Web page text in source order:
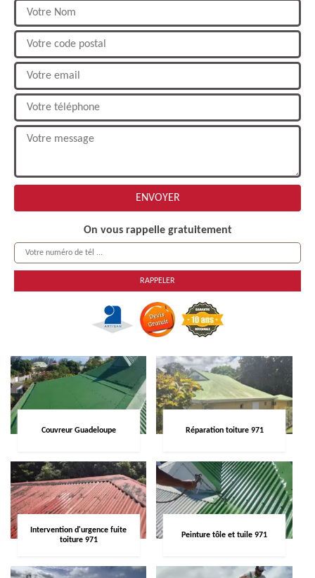
On vous rappelle gratuitement
Couvreur Guadeloupe Réparation toiture 971
Intervention d'urgence fuite
toiture 971
Peinture tôle et tuile 971